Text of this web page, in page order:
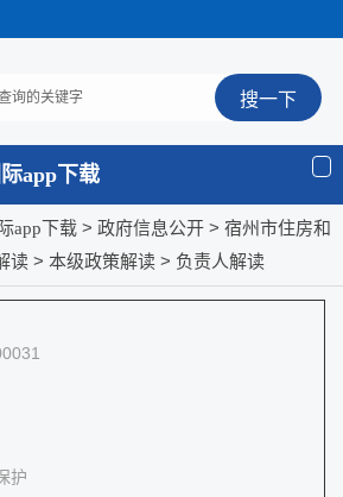
app下载
app下载 > 政府信息公开 > 宿州市住房和
读 > 本级政策解读 > 负责人解读
护